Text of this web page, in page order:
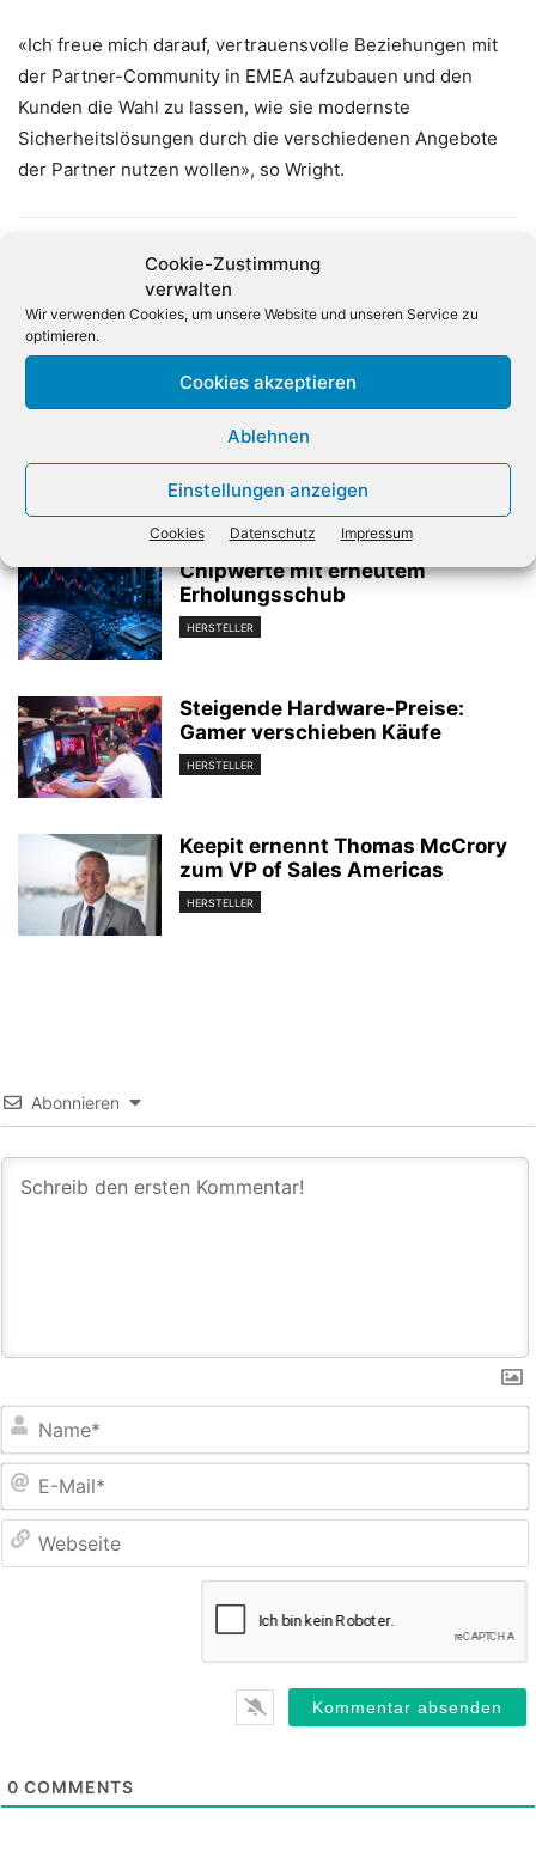
Cookie-Zustimmung
verwalten
Wir verwenden Cookies, um unsere Website und unseren Service zu
optimieren.
Cookies akzeptieren
Ablehnen
Einstellungen anzeigen
Cookies Datenschutz Impressum
«Ich freue mich darauf, vertrauensvolle Beziehungen mit
der Partner-Community in EMEA aufzubauen und den
Kunden die Wahl zu lassen, wie sie modernste
Sicherheitslösungen durch die verschiedenen Angebote
der Partner nutzen wollen», so Wright.
Microsofts KI-Software
Copilot spricht mit Nutzern
OpenAI holt sich Milliarden
Verwandte Artikel
Chipwerte mit erneutem
Erholungsschub
HERSTELLER
Steigende Hardware-Preise:
Gamer verschieben Käufe
HERSTELLER
Keepit ernennt Thomas McCrory
zum VP of Sales Americas
HERSTELLER
Abonnieren
0 COMMENTS